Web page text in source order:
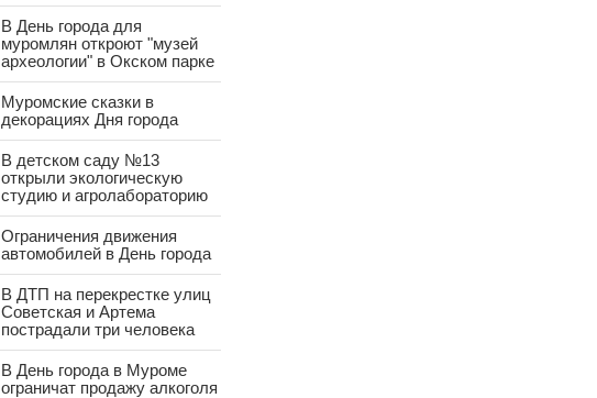
В День города для
муромлян откроют "музей
археологии" в Окском парке
Муромские сказки в
декорациях Дня города
В детском саду №13
открыли экологическую
студию и агролабораторию
Ограничения движения
автомобилей в День города
В ДТП на перекрестке улиц
Советская и Артема
пострадали три человека
В День города в Муроме
ограничат продажу алкоголя